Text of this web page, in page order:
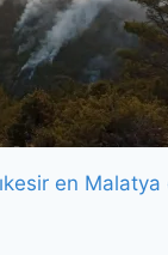
en